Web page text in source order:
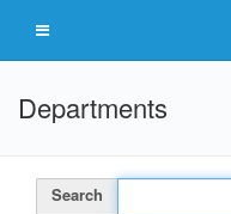
Departments
Search